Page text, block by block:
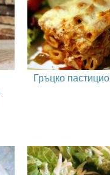
Гръцко пастицио